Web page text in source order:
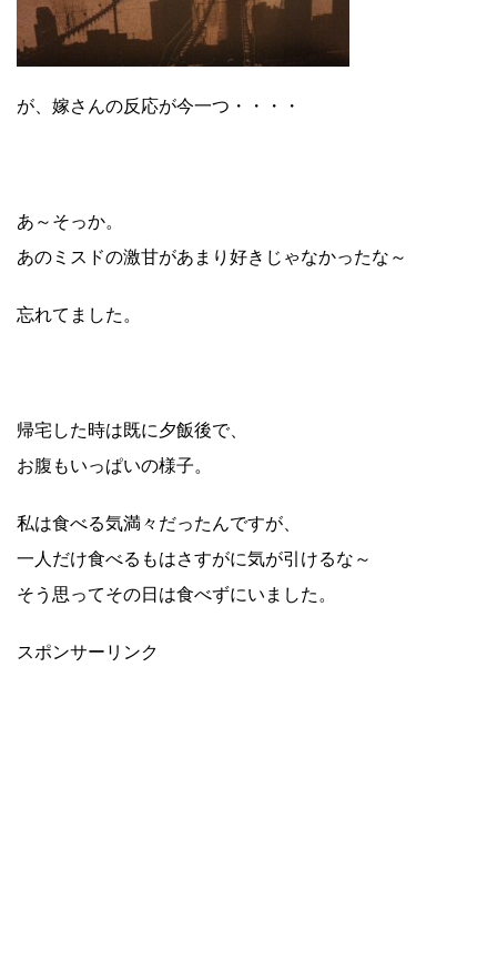
が、嫁さんの反応が今一つ・・・・
あ～そっか。
あのミスドの激甘があまり好きじゃなかったな～
忘れてました。
帰宅した時は既に夕飯後で、
お腹もいっぱいの様子。
私は食べる気満々だったんですが、
一人だけ食べるもはさすがに気が引けるな～
そう思ってその日は食べずにいました。
スポンサーリンク